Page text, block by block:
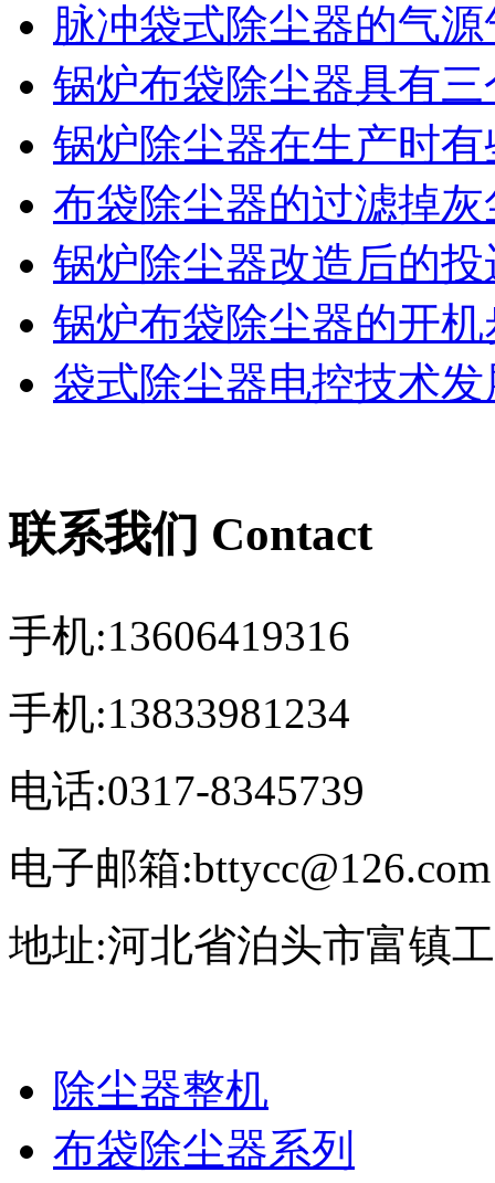
脉冲袋式除尘器的气
锅炉布袋除尘器具有
锅炉除尘器在生产时
布袋除尘器的过滤掉
锅炉除尘器改造后的
锅炉布袋除尘器的开机
袋式除尘器电控技术发
联系我们 Contact
手机:13606419316
手机:13833981234
电话:0317-8345739
电子邮箱:bttycc@126.com
地址:河北省泊头市富镇
除尘器整机
布袋除尘器系列